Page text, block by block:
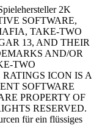
2K
SOFTWARE,
TAKE-TWO
13, AND THEIR
AND/OR
TWO
ICON IS A
SOFTWARE
PROPERTY OF
RESERVED.
für ein flüssiges